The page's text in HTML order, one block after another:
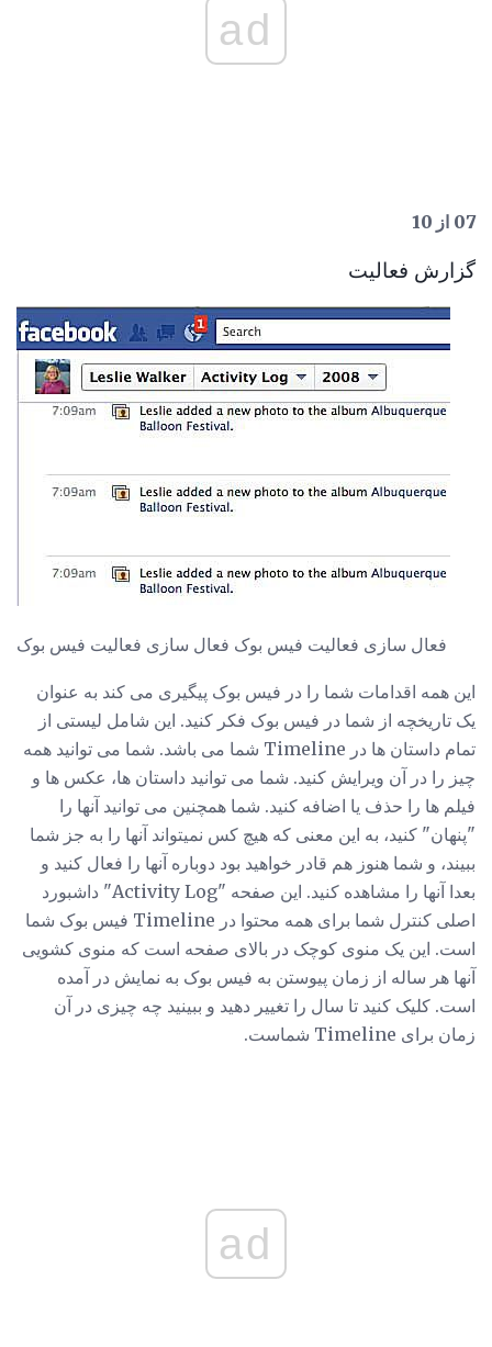
ad
07 از 10
گزارش فعالیت
فعال سازی فعالیت فیس بوک فعال سازی فعالیت فیس بوک
این همه اقدامات شما را در فیس بوک پیگیری می کند به عنوان
یک تاریخچه از شما در فیس بوک فکر کنید. این شامل لیستی از
تمام داستان ها در Timeline شما می باشد. شما می توانید همه
چیز را در آن ویرایش کنید. شما می توانید داستان ها، عکس ها و
فیلم ها را حذف یا اضافه کنید. شما همچنین می توانید آنها را
"پنهان" کنید، به این معنی که هیچ کس نمیتواند آنها را به جز شما
ببیند، و شما هنوز هم قادر خواهید بود دوباره آنها را فعال کنید و
بعدا آنها را مشاهده کنید. این صفحه "Activity Log" داشبورد
اصلی کنترل شما برای همه محتوا در Timeline فیس بوک شما
است. این یک منوی کوچک در بالای صفحه است که منوی کشویی
آنها هر ساله از زمان پیوستن به فیس بوک به نمایش در آمده
است. کلیک کنید تا سال را تغییر دهید و ببینید چه چیزی در آن
زمان برای Timeline شماست.
ad